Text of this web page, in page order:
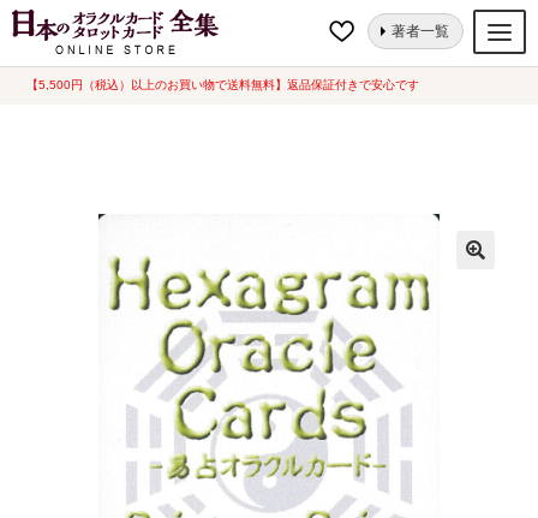
【5,500円（税込）以上のお買い物で送料無料】返品保証付きで安心です
ナ
コ
著者一覧
オラクルカード
ホーム オラクルカード 易占・数秘・宿曜
Hexagram Oracle Cards
(ヘキサグラム・オラクルカード)